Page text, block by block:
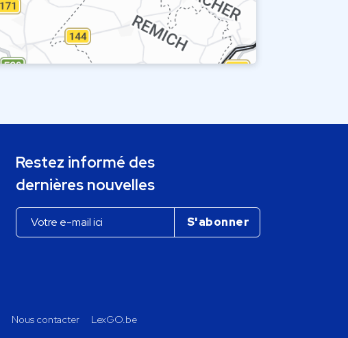
Restez informé des
dernières nouvelles
Nous contacter LexGO.be